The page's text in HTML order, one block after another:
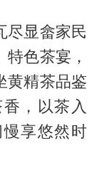
尽显畲家民
色茶宴，
黄精茶品鉴
，以茶入
享悠然时